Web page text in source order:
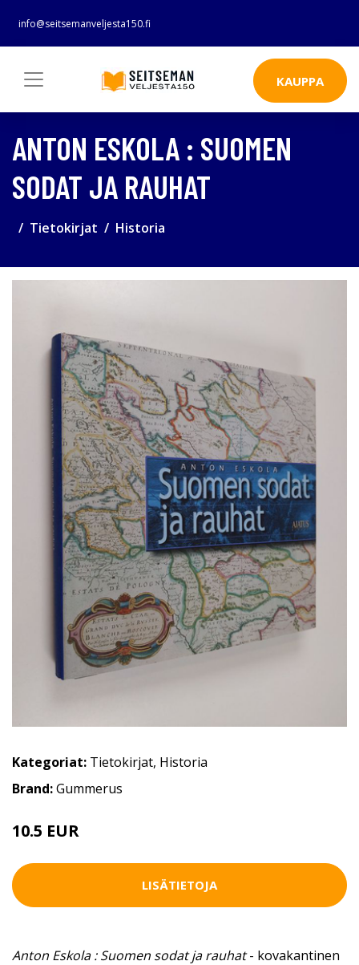
info@seitsemanveljesta150.fi
KAUPPA
ANTON ESKOLA : SUOMEN
SODAT JA RAUHAT
Tietokirjat Historia
Kategoriat: Tietokirjat, Historia
Brand:Gummerus
10.5 EUR
LISÄTIETOJA
Anton Eskola : Suomen sodat ja rauhat- kovakantinen